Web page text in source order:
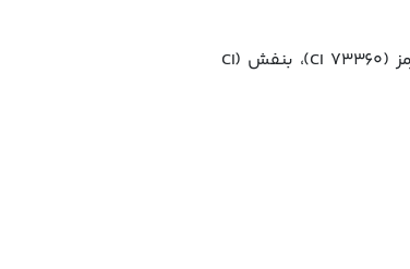
+/-: دی اکسید تیتانیوم (CI 77891)، اکسیدهای آهن (CI 77491، CI 77492، CI 77499)، رنگ مجاز آرایشی قرمز (CI 73360)، بنفش (CI